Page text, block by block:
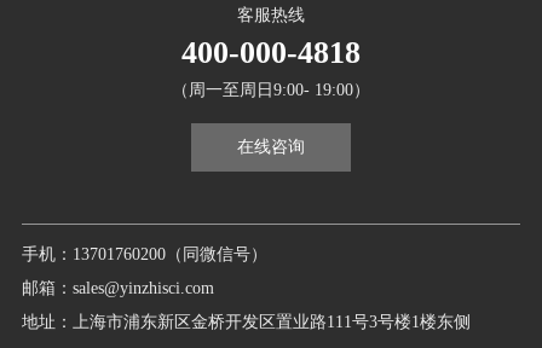
手机：13701760200（同微信号）
邮箱：sales@yinzhisci.com
地址：上海市浦东新区金桥开发区置业路111号3号楼1楼东侧
客服热线
400-000-4818
（周一至周日9:00- 19:00）
在线咨询